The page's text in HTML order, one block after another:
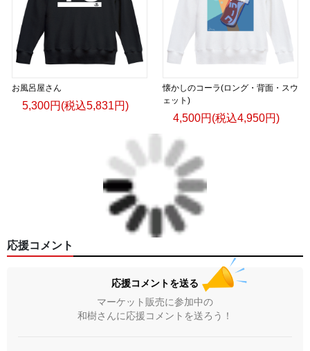
お風呂屋さん
5,300円(税込5,831円)
懐かしのコーラ(ロング・背面・スウ
ェット)
4,500円(税込4,950円)
応援コメント
応援コメントを送る
マーケット販売に参加中の
和樹さんに応援コメントを送ろう！